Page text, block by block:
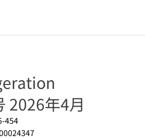
2026年4月
454